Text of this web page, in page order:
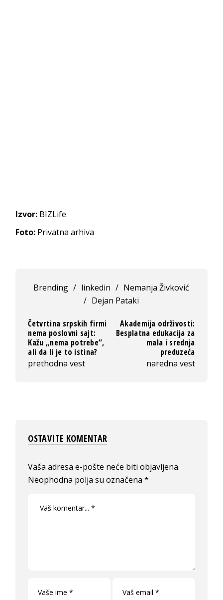
Izvor: BIZLife
Foto: Privatna arhiva
Brending / linkedin / Nemanja Živković
/ Dejan Pataki
Četvrtina srpskih firmi
nema poslovni sajt:
Kažu „nema potrebe“,
ali da li je to istina?
prethodna vest
Akademija održivosti:
Besplatna edukacija za
mala i srednja
preduzeća
naredna vest
OSTAVITE KOMENTAR
Vaša adresa e-pošte neće biti objavljena.
Neophodna polja su označena*